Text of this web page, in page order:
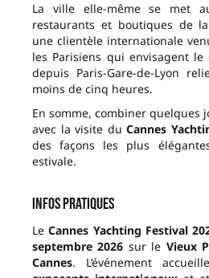
La ville elle-même se met
restaurants et boutiques de
une clientèle internationale
les Parisiens qui envisagent
depuis Paris-Gare-de-Lyon
moins de cinq heures.
En somme, combiner quelques
avec la visite du Cannes
des façons les plus
estivale.
Infos pratiques
LeCannes Yachting Festival
septembre 2026 sur le Vieux
Cannes. L’événement